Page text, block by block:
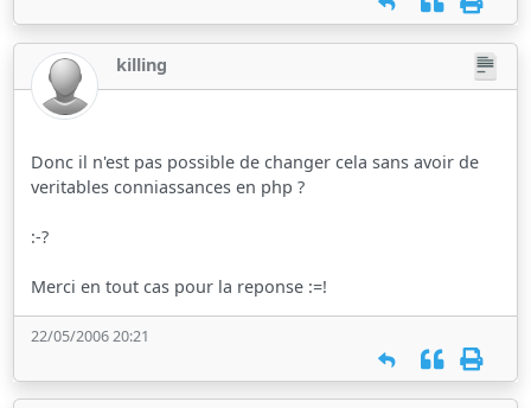
killing
Donc il n'est pas possible de changer cela sans avoir de
veritables conniassances en php ?
:-?
Merci en tout cas pour la reponse :=!
22/05/2006 20:21